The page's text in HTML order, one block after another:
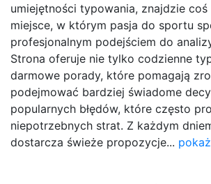
umiejętności typowania, znajdzie coś
miejsce, w którym pasja do sportu
profesjonalnym podejściem do
Strona oferuje nie tylko codzienne
darmowe porady, które pomagają
podejmować bardziej świadome
popularnych błędów, które często
niepotrzebnych strat. Z każdym
dostarcza świeże propozycje...